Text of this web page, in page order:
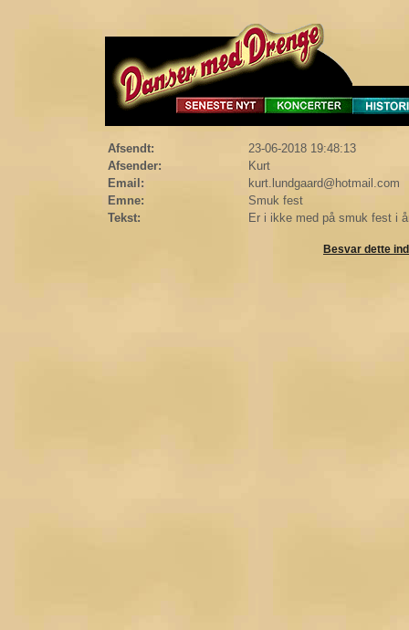
Afsendt:
23-06-2018 19:48:13
Afsender:
Kurt
Email:
kurt.lundgaard@hotmail.com
Emne:
Smuk fest
Tekst:
Er i ikke med på smuk fest i
Besvar dette